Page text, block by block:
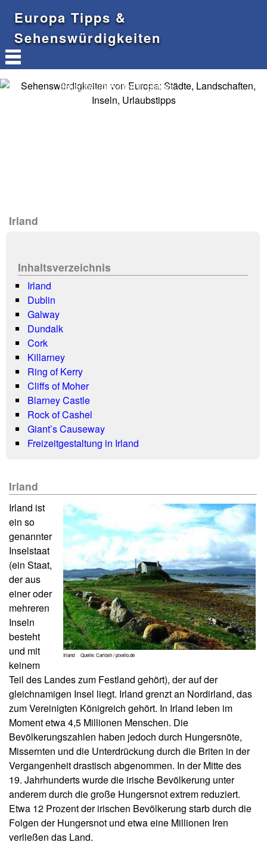
Europa Tipps &
Sehenswürdigkeiten
Sehenswürdigkeiten in Europa
Irland
Inhaltsverzeichnis
Irland
Dublin
Galway
Dundalk
Cork
Killarney
Ring of Kerry
Cliffs of Moher
Blarney Castle
Rock of Cashel
Giant’s Causeway
Freizeitgestaltung in Irland
Irland
Irland Quelle: Carlosh / pixelio.de
Irland ist
ein so
genannter
Inselstaat
(ein Staat,
der aus
einer oder
mehreren
Inseln
besteht
und mit
keinem
Teil des Landes zum Festland gehört), der auf der
gleichnamigen Insel liegt. Irland grenzt an Nordirland, das
zum Vereinigten Königreich gehört. In Irland leben im
Moment etwa 4,5 Millionen Menschen. Die
Bevölkerungszahlen haben jedoch durch Hungersnöte,
Missernten und die Unterdrückung durch die Briten in der
Vergangenheit drastisch abgenommen. In der Mitte des
19. Jahrhunderts wurde die irische Bevölkerung unter
anderem durch die große Hungersnot extrem reduziert.
Etwa 12 Prozent der irischen Bevölkerung starb durch die
Folgen der Hungersnot und etwa eine Millionen Iren
verließen das Land.